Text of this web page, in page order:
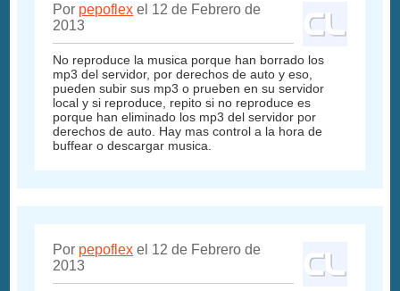
Por pepoflex el 12 de Febrero de
2013
No reproduce la musica porque han borrado los
mp3 del servidor, por derechos de auto y eso,
pueden subir sus mp3 o prueben en su servidor
local y si reproduce, repito si no reproduce es
porque han eliminado los mp3 del servidor por
derechos de auto. Hay mas control a la hora de
buffear o descargar musica.
Por pepoflex el 12 de Febrero de
2013